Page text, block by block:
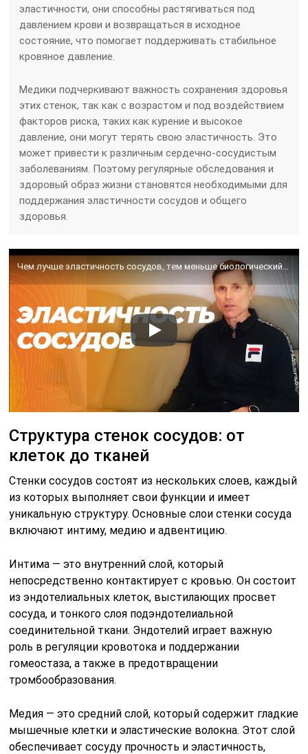
эластичности, они способны растягиваться под
давлением крови и возвращаться в исходное
состояние, что помогает поддерживать стабильное
кровяное давление.
Медики подчеркивают важность сохранения здоровья
этих стенок, так как с возрастом и под воздействием
факторов риска, таких как курение и высокое
давление, они могут терять свою эластичность. Это
может привести к различным сердечно-сосудистым
заболеваниям. Поэтому регулярные обследования и
здоровый образ жизни становятся необходимыми для
поддержания эластичности сосудов и общего
здоровья.
Структура стенок сосудов: от
клеток до тканей
Стенки сосудов состоят из нескольких слоев, каждый
из которых выполняет свои функции и имеет
уникальную структуру. Основные слои стенки сосуда
включают интиму, медию и адвентицию.
Интима — это внутренний слой, который
непосредственно контактирует с кровью. Он состоит
из эндотелиальных клеток, выстилающих просвет
сосуда, и тонкого слоя подэндотелиальной
соединительной ткани. Эндотелий играет важную
роль в регуляции кровотока и поддержании
гомеостаза, а также в предотвращении
тромбообразования.
Медия — это средний слой, который содержит гладкие
мышечные клетки и эластические волокна. Этот слой
обеспечивает сосуду прочность и эластичность,